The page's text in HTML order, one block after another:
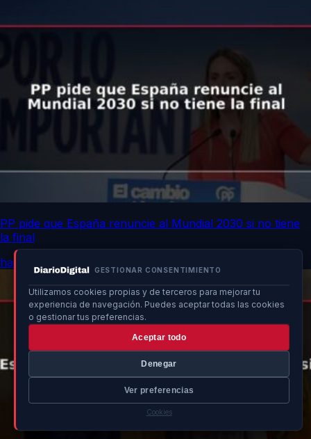
GESTIONAR CONSENTIMIENTO
Utilizamos cookies propias y de terceros para mejorar tu
experiencia de navegación. Puedes aceptar todas las cookies
o gestionar tus preferencias.
Aceptar todo
Denegar
Ver preferencias
Cookies
PP pide que España renuncie al Mundial 2030 si no tiene
la final
hace 10h